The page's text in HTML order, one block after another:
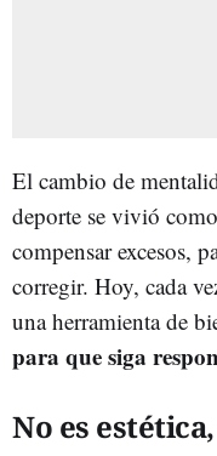
El cambio de
deporte se vivió
compensar excesos,
corregir. Hoy, cada
una herramienta de
para que siga
No es